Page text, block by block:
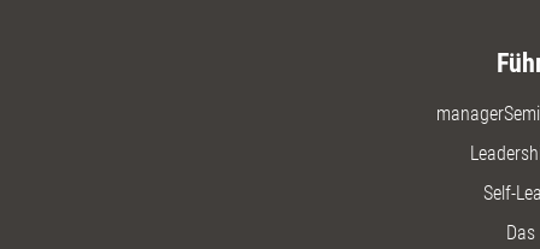
Self-